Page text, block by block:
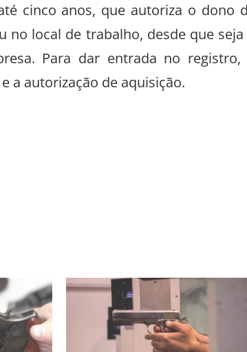
cinco anos, que autoriza o dono
no local de trabalho, desde que
Para dar entrada no registro,
a autorização de aquisição.